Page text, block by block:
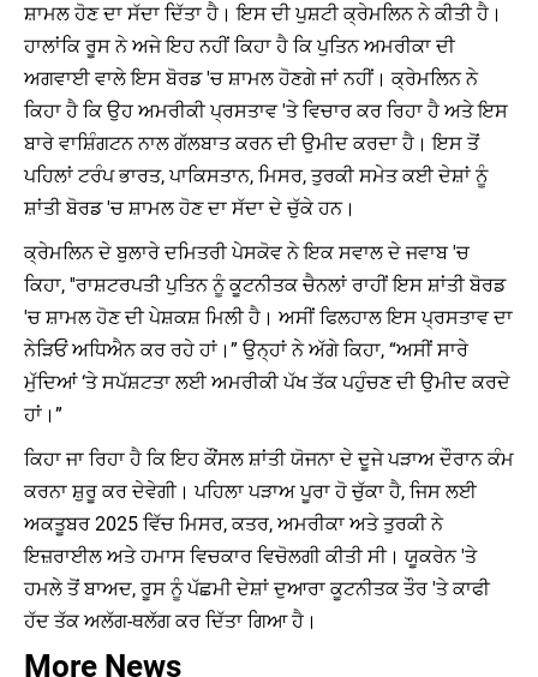
ਸ਼ਾਮਲ ਹੋਣ ਦਾ ਸੱਦਾ ਦਿੱਤਾ ਹੈ। ਇਸ ਦੀ ਪੁਸ਼ਟੀ ਕ੍ਰੇਮਲਿਨ ਨੇ ਕੀਤੀ ਹੈ।
ਹਾਲਾਂਕਿ ਰੂਸ ਨੇ ਅਜੇ ਇਹ ਨਹੀਂ ਕਿਹਾ ਹੈ ਕਿ ਪੁਤਿਨ ਅਮਰੀਕਾ ਦੀ
ਅਗਵਾਈ ਵਾਲੇ ਇਸ ਬੋਰਡ 'ਚ ਸ਼ਾਮਲ ਹੋਣਗੇ ਜਾਂ ਨਹੀਂ। ਕ੍ਰੇਮਲਿਨ ਨੇ
ਕਿਹਾ ਹੈ ਕਿ ਉਹ ਅਮਰੀਕੀ ਪ੍ਰਸਤਾਵ 'ਤੇ ਵਿਚਾਰ ਕਰ ਰਿਹਾ ਹੈ ਅਤੇ ਇਸ
ਬਾਰੇ ਵਾਸ਼ਿੰਗਟਨ ਨਾਲ ਗੱਲਬਾਤ ਕਰਨ ਦੀ ਉਮੀਦ ਕਰਦਾ ਹੈ। ਇਸ ਤੋਂ
ਪਹਿਲਾਂ ਟਰੰਪ ਭਾਰਤ, ਪਾਕਿਸਤਾਨ, ਮਿਸਰ, ਤੁਰਕੀ ਸਮੇਤ ਕਈ ਦੇਸ਼ਾਂ ਨੂੰ
ਸ਼ਾਂਤੀ ਬੋਰਡ 'ਚ ਸ਼ਾਮਲ ਹੋਣ ਦਾ ਸੱਦਾ ਦੇ ਚੁੱਕੇ ਹਨ।
ਕ੍ਰੇਮਲਿਨ ਦੇ ਬੁਲਾਰੇ ਦਮਿਤਰੀ ਪੇਸਕੋਵ ਨੇ ਇਕ ਸਵਾਲ ਦੇ ਜਵਾਬ 'ਚ
ਕਿਹਾ, ''ਰਾਸ਼ਟਰਪਤੀ ਪੁਤਿਨ ਨੂੰ ਕੂਟਨੀਤਕ ਚੈਨਲਾਂ ਰਾਹੀਂ ਇਸ ਸ਼ਾਂਤੀ ਬੋਰਡ
'ਚ ਸ਼ਾਮਲ ਹੋਣ ਦੀ ਪੇਸ਼ਕਸ਼ ਮਿਲੀ ਹੈ। ਅਸੀਂ ਫਿਲਹਾਲ ਇਸ ਪ੍ਰਸਤਾਵ ਦਾ
ਨੇੜਿਓਂ ਅਧਿਐਨ ਕਰ ਰਹੇ ਹਾਂ।” ਉਨ੍ਹਾਂ ਨੇ ਅੱਗੇ ਕਿਹਾ, “ਅਸੀਂ ਸਾਰੇ
ਮੁੱਦਿਆਂ ‘ਤੇ ਸਪੱਸ਼ਟਤਾ ਲਈ ਅਮਰੀਕੀ ਪੱਖ ਤੱਕ ਪਹੁੰਚਣ ਦੀ ਉਮੀਦ ਕਰਦੇ
ਹਾਂ।”
ਕਿਹਾ ਜਾ ਰਿਹਾ ਹੈ ਕਿ ਇਹ ਕੌਂਸਲ ਸ਼ਾਂਤੀ ਯੋਜਨਾ ਦੇ ਦੂਜੇ ਪੜਾਅ ਦੌਰਾਨ ਕੰਮ
ਕਰਨਾ ਸ਼ੁਰੂ ਕਰ ਦੇਵੇਗੀ। ਪਹਿਲਾ ਪੜਾਅ ਪੂਰਾ ਹੋ ਚੁੱਕਾ ਹੈ, ਜਿਸ ਲਈ
ਅਕਤੂਬਰ 2025 ਵਿੱਚ ਮਿਸਰ, ਕਤਰ, ਅਮਰੀਕਾ ਅਤੇ ਤੁਰਕੀ ਨੇ
ਇਜ਼ਰਾਈਲ ਅਤੇ ਹਮਾਸ ਵਿਚਕਾਰ ਵਿਚੋਲਗੀ ਕੀਤੀ ਸੀ। ਯੂਕਰੇਨ 'ਤੇ
ਹਮਲੇ ਤੋਂ ਬਾਅਦ, ਰੂਸ ਨੂੰ ਪੱਛਮੀ ਦੇਸ਼ਾਂ ਦੁਆਰਾ ਕੂਟਨੀਤਕ ਤੌਰ 'ਤੇ ਕਾਫੀ
ਹੱਦ ਤੱਕ ਅਲੱਗ-ਥਲੱਗ ਕਰ ਦਿੱਤਾ ਗਿਆ ਹੈ।
More News